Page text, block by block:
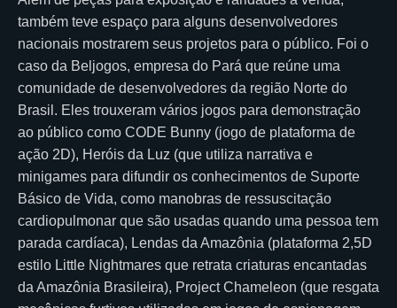
também teve espaço para alguns desenvolvedores
nacionais mostrarem seus projetos para o público. Foi o
caso da Beljogos, empresa do Pará que reúne uma
comunidade de desenvolvedores da região Norte do
Brasil. Eles trouxeram vários jogos para demonstração
ao público como CODE Bunny (jogo de plataforma de
ação 2D), Heróis da Luz (que utiliza narrativa e
minigames para difundir os conhecimentos de Suporte
Básico de Vida, como manobras de ressuscitação
cardiopulmonar que são usadas quando uma pessoa tem
parada cardíaca), Lendas da Amazônia (plataforma 2,5D
estilo Little Nightmares que retrata criaturas encantadas
da Amazônia Brasileira), Project Chameleon (que resgata